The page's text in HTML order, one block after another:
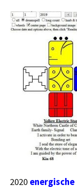
2020 energische